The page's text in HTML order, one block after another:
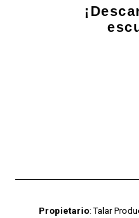
Propietario: Talar